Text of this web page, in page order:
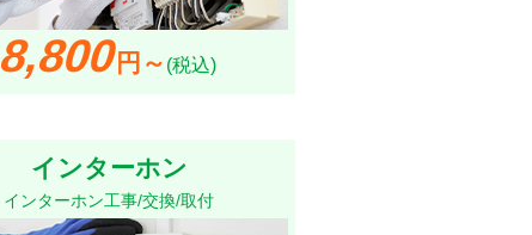
8,800円～ (税込)
インターホン
インターホン工事/交換/取付